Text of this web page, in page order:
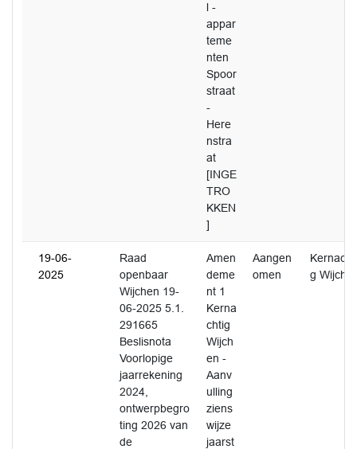
l -
appar
teme
nten
Spoor
straat
-
Here
nstra
at
[INGE
TRO
KKEN
]
19-06-
2025
Raad
openbaar
Wijchen 19-
06-2025 5.1.
291665
Beslisnota
Voorlopige
jaarrekening
2024,
ontwerpbegro
ting 2026 van
de
Amen
deme
nt 1
Kerna
chtig
Wijch
en -
Aanv
ulling
ziens
wijze
jaarst
Aangen
omen
Kernachti
g